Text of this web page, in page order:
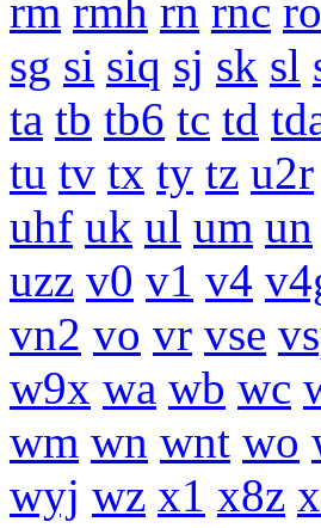
rm rmh rn rnc ro
sg si siq sj sk sl
ta tb tb6 tc td
tu tv tx ty tz u2r
uhf uk ul um un
uzz v0 v1 v4
vn2 vo vr vse
w9x wa wb wc
wm wn wnt wo
wyj wz x1 x8z